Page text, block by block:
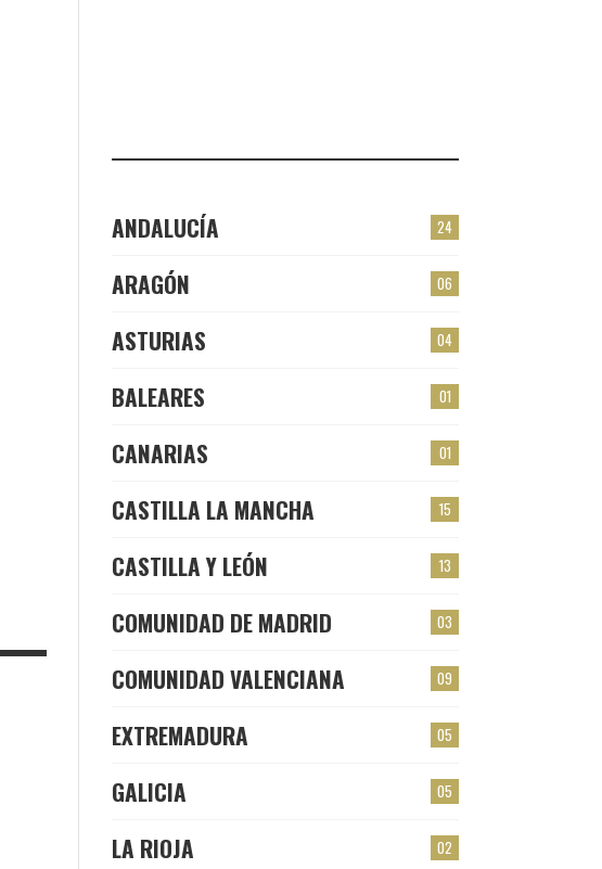
24
ANDALUCÍA
06
ARAGÓN
04
ASTURIAS
01
BALEARES
01
CANARIAS
15
CASTILLA LA MANCHA
13
CASTILLA Y LEÓN
03
COMUNIDAD DE MADRID
09
COMUNIDAD VALENCIANA
05
EXTREMADURA
05
GALICIA
02
LA RIOJA